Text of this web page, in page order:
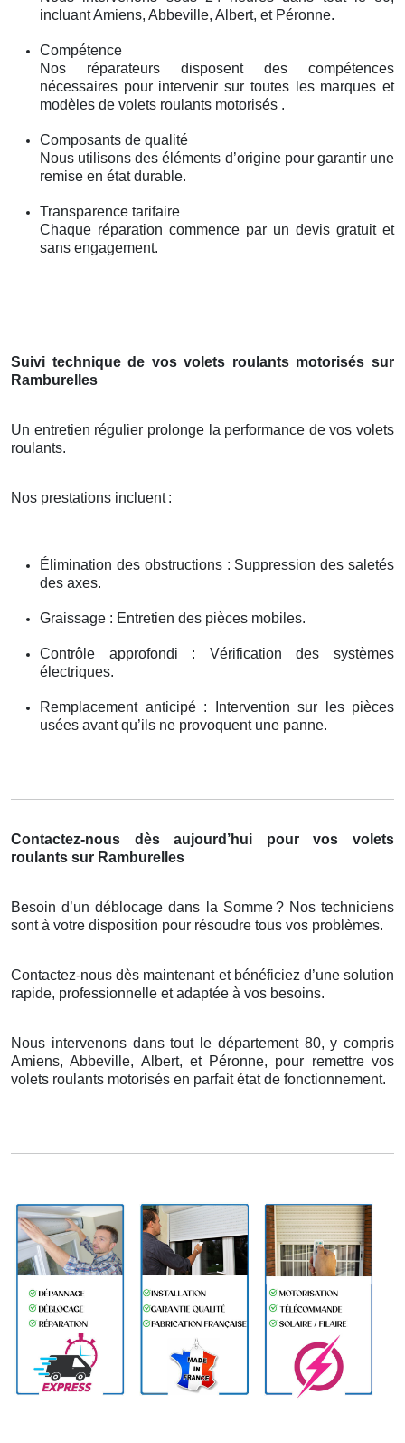
incluant Amiens, Abbeville, Albert, et Péronne.
Compétence
Nos réparateurs disposent des compétences
nécessaires pour intervenir sur toutes les marques et
modèles de volets roulants motorisés .
Composants de qualité
Nous utilisons des éléments d’origine pour garantir une
remise en état durable.
Transparence tarifaire
Chaque réparation commence par un devis gratuit et
sans engagement.
Suivi technique de vos volets roulants motorisés sur
Ramburelles
Un entretien régulier prolonge la performance de vos volets
roulants.
Nos prestations incluent :
Élimination des obstructions : Suppression des saletés
des axes.
Graissage : Entretien des pièces mobiles.
Contrôle approfondi : Vérification des systèmes
électriques.
Remplacement anticipé : Intervention sur les pièces
usées avant qu’ils ne provoquent une panne.
Contactez-nous dès aujourd’hui pour vos volets
roulants sur Ramburelles
Besoin d’un déblocage dans la Somme? Nos techniciens
sontà votre disposition pour résoudre tous vos probl èmes.
Contactez-nous dès maintenant et bénéficiez d’une solution
rapide, professionnelle et adaptée à vos besoins.
Nous intervenons dans tout le département 80, y compris
Amiens, Abbeville, Albert, et Péronne, pour remettre vos
volets roulants motorisés en parfait état de fonctionnement.